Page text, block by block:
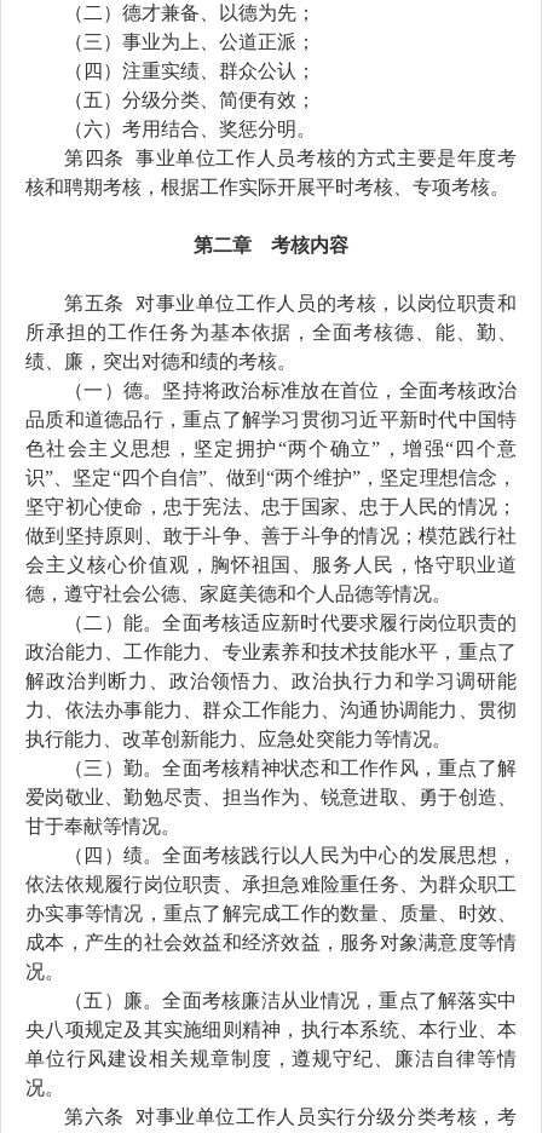
（二）德才兼备、以德为先；
（三）事业为上、公道正派；
（四）注重实绩、群众公认 ；
（五）分级分类、简便有效；
（六）考用结合、奖惩分明。
第四条
事业单位工作人员考核的方式主要是年度考
核和聘期考核，根据工作实际开展平时考核、专项考核。
第二章 考核内容
第五条 对事业单位工作人员的考核，以 岗位职责和
所承担的工作任务为基本依据 ，全面考核德、能、勤、
绩、廉 ，突出对德和绩的考核。
（一）德。 坚持将政治标准放在首位，全面考核政治
品质和道德品行，重点了解学习贯彻习近平新时代中国特
色社会主义思想，坚定拥护“两个确立”，增强“四个意
识”、坚定“四个自信”、做到“两个维护”，坚定理想信念，
坚守初心使命，忠于宪法、忠于国家、忠于人民的情况；
做到坚持原则、敢于斗争、善于斗争的情况；模范践行社
会主义核心价值观，胸怀祖国、服务人民，恪守职业道
德， 遵守社会公德、家庭美德和个人品德等情况。
（二） 能。全面考核适应新时代要求履行岗位职责的
政治能力、工作能力、专业素养和技术技能水平，重点了
解政治判断力、政治领悟力、政治执行力和学习调研能
力、依法办事能力、群众工作能力、沟通协调能力、 贯彻
执行能力、改革创新能力、应急处突能力等情况。
（三）勤。全面考核精神状态和工作作风，重点了解
爱岗敬业、勤勉尽责、 担当作为、 锐意进取、勇于创造、
甘于奉献等情况。
（四） 绩。全面考核践行以人民为中心的发展思想，
依法依规履行岗位职责、承担急难险重任务、为群众职工
办实事等情况，重点了解完成工作的数量、质量、时效、
成本，产生的社会效益和经济效益， 服务对象满意度等情
况。
（五）廉。全面考核廉洁从业情况，重点了解落实中
央八项规定及其实施细则精神，执行本系统、 本行业、 本
单位行风建设相关规章制度 ，遵规守纪、廉洁自律等情
况。
第六条
对事业单位工作人员实行分级分类考核 ，考